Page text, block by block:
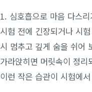
1. 심호흡으로 마음 다스리
시험 전에 긴장되거나 시
시 멈추고 깊게 숨을 쉬어
가라앉히면 머릿속이 정
이런 작은 습관이 시험에